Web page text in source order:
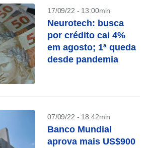
17/09/22 - 13:00min
Neurotech: busca
por crédito cai 4%
em agosto; 1ª queda
desde pandemia
07/09/22 - 18:42min
Banco Mundial
aprova mais US$900